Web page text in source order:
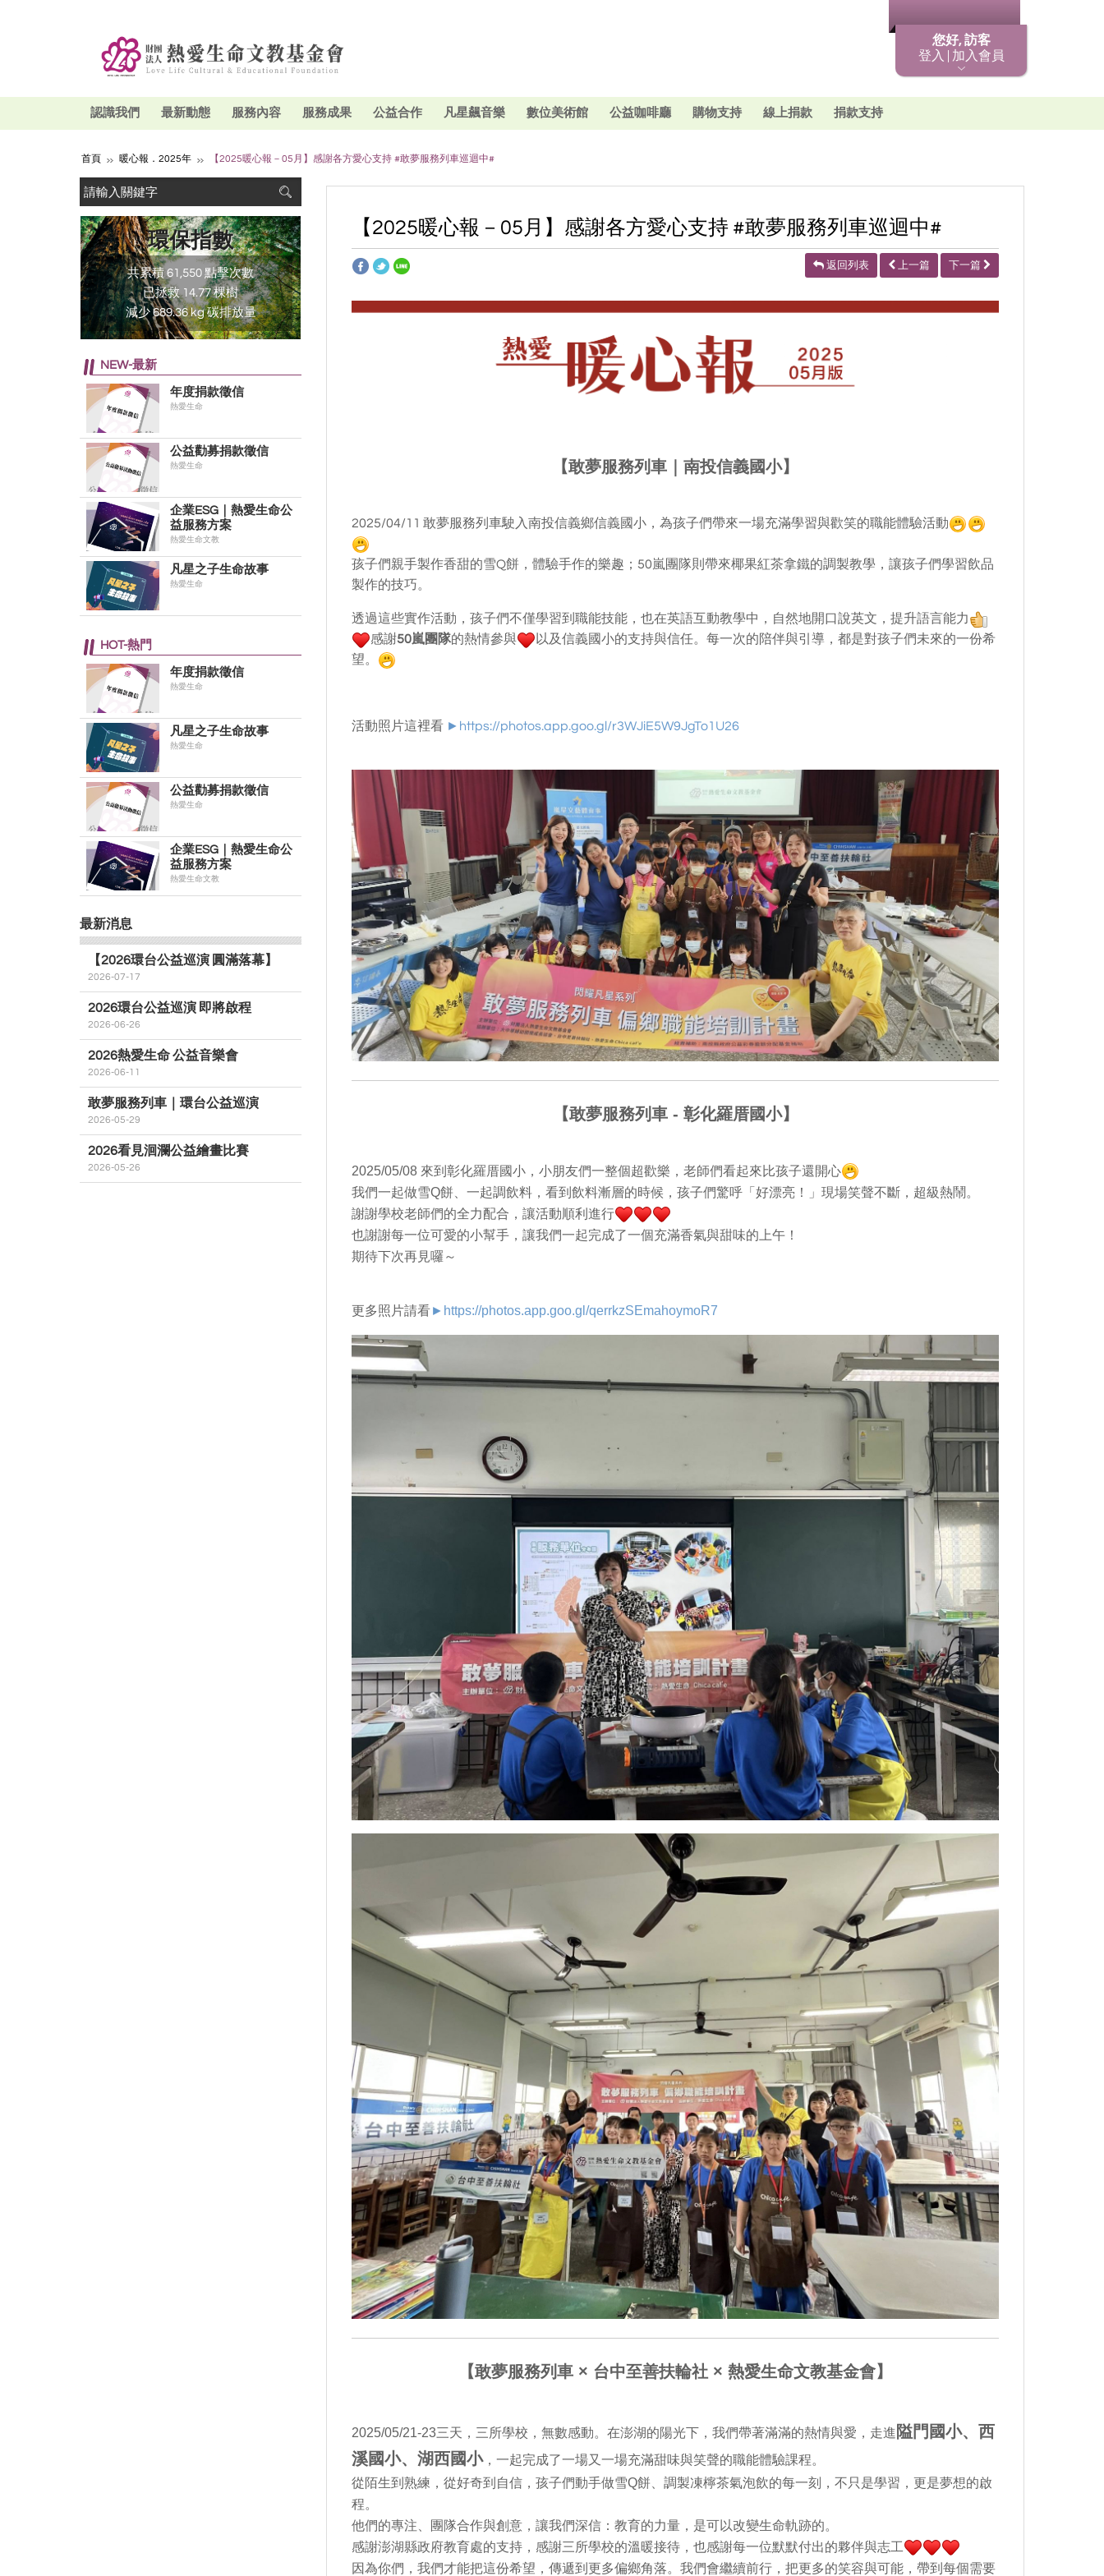
您好, 訪客
登入 | 加入會員
認識我們 最新動態 服務內容 服務成果 公益合作 凡星飆音樂 數位美術館 公益咖啡廳 購物支持 線上捐款 捐款支持
首頁 暖心報．2025年 【2025暖心報－05月】感謝各方愛心支持 #敢夢服務列車巡迴中#
【2025暖心報－05月】感謝各方愛心支持 #敢夢服務列車巡迴中#
返回列表 上一篇 下一篇
【敢夢服務列車｜南投信義國小】
2025/04/11 敢夢服務列車駛入南投信義鄉信義國小，為孩子們帶來一場充滿學習與歡笑的職能體驗活動
孩子們親手製作香甜的雪Q餅，體驗手作的樂趣；50嵐團隊則帶來椰果紅茶拿鐵的調製教學，讓孩子們學習飲品
製作的技巧。
透過這些實作活動，孩子們不僅學習到職能技能，也在英語互動教學中，自然地開口說英文，提升語言能力
感謝50嵐團隊的熱情參與
以及信義國小的支持與信任。每一次的陪伴與引導，都是對孩子們未來的一份希
望。
活動照片這裡看 ►https://photos.app.goo.gl/r3WJiE5W9JgTo1U26
【敢夢服務列車 - 彰化羅厝國小】
2025/05/08 來到彰化羅厝國小，小朋友們一整個超歡樂，老師們看起來比孩子還開心
我們一起做雪Q餅、一起調飲料，看到飲料漸層的時候，孩子們驚呼「好漂亮！」現場笑聲不斷，超級熱鬧。
謝謝學校老師們的全力配合，讓活動順利進行
也謝謝每一位可愛的小幫手，讓我們一起完成了一個充滿香氣與甜味的上午！
期待下次再見囉～
更多照片請看► https://photos.app.goo.gl/qerrkzSEmahoymoR7
【敢夢服務列車 × 台中至善扶輪社 × 熱愛生命文教基金會】
2025/05/21-23三天，三所學校，無數感動。在澎湖的陽光下，我們帶著滿滿的熱情與愛，走進 隘門國小、西
溪國小、湖西國小，一起完成了一場又一場充滿甜味與笑聲的職能體驗課程。
從陌生到熟練，從好奇到自信，孩子們動手做雪Q餅、調製凍檸茶氣泡飲的每一刻，不只是學習，更是夢想的啟
程。
他們的專注、團隊合作與創意，讓我們深信：教育的力量，是可以改變生命軌跡的。
感謝澎湖縣政府教育處的支持，感謝三所學校的溫暖接待，也感謝每一位默默付出的夥伴與志工
因為你們，我們才能把這份希望，傳遞到更多偏鄉角落。我們會繼續前行，把更多的笑容與可能，帶到每個需要
環保指數
共累積 61,550 點擊次數
已拯救 14.77 棵樹
減少 689.36 kg 碳排放量
NEW-最新
年度捐款徵信
熱愛生命
公益勸募捐款徵信
熱愛生命
企業ESG｜熱愛生命公
益服務方案
熱愛生命文教
凡星之子生命故事
熱愛生命
HOT-熱門
年度捐款徵信
熱愛生命
凡星之子生命故事
熱愛生命
公益勸募捐款徵信
熱愛生命
企業ESG｜熱愛生命公
益服務方案
熱愛生命文教
最新消息
【2026環台公益巡演 圓滿落幕】
2026-07-17
2026環台公益巡演 即將啟程
2026-06-26
2026熱愛生命 公益音樂會
2026-06-11
敢夢服務列車｜環台公益巡演
2026-05-29
2026看見洄瀾公益繪畫比賽
2026-05-26